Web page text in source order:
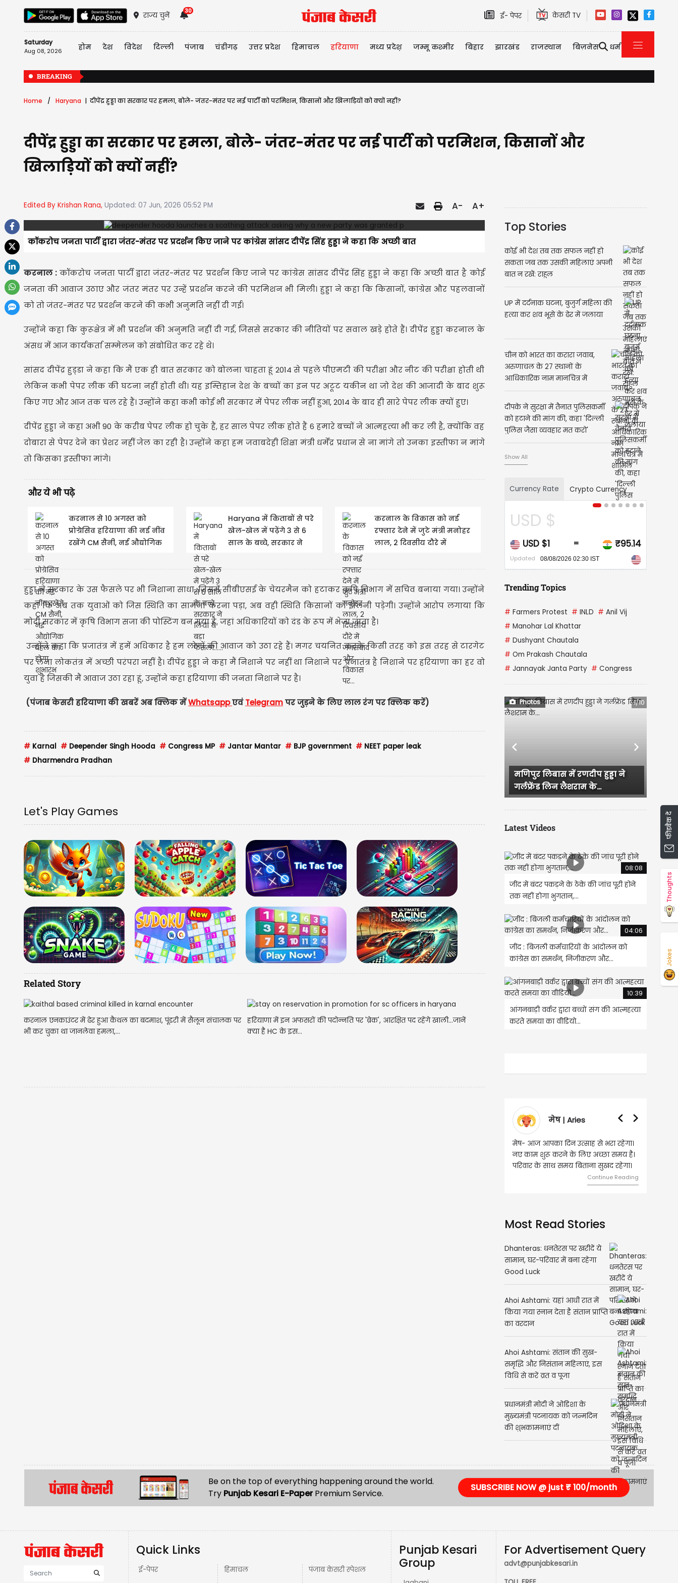
राज्य चुनें
30
ई- पेपर केसरी TV
Saturday
Aug 08, 2026 होम देश विदेश दिल्ली पंजाब चंडीगढ़ उत्तर प्रदेश हिमाचल हरियाणा मध्य प्रदेश़ जम्मू कश्मीर बिहार झारखंड राजस्थान बिज़नेस धर्म
BREAKING
Home Haryana दीपेंद्र हुड्डा का सरकार पर हमला, बोले- जंतर-मंतर पर नई पार्टी को परमिशन, किसानों और खिलाड़ियों को क्यों नहीं?
दीपेंद्र हुड्डा का सरकार पर हमला, बोले- जंतर-मंतर पर नई पार्टी को परमिशन, किसानों और
खिलाड़ियों को क्यों नहीं?
Edited By Krishan Rana, Updated: 07 Jun, 2026 05:52 PM A- A+
कॉकरोच जनता पार्टी द्वारा जंतर-मंतर पर प्रदर्शन किए जाने पर कांग्रेस सांसद दीपेंद्र सिंह हुड्डा ने कहा कि अच्छी बात
करनाल : कॉकरोच जनता पार्टी द्वारा जंतर-मंतर पर प्रदर्शन किए जाने पर कांग्रेस सांसद दीपेंद्र सिंह हुड्डा ने कहा कि अच्छी बात है कोई
जनता की आवाज उठाए और जंतर मंतर पर उन्हें प्रदर्शन करने की परमिशन भी मिली। हुड्डा ने कहा कि किसानों, कांग्रेस और पहलवानों
को तो जंतर-मंतर पर प्रदर्शन करने की कभी अनुमति नहीं दी गई।
उन्होंने कहा कि कुरूक्षेत्र में भी प्रदर्शन की अनुमति नहीं दी गई, जिससे सरकार की नीतियों पर सवाल खड़े होते हैं। दीपेंद्र हुड्डा करनाल के
अंसध में आज कार्यकर्ता सम्मेलन को संबोधित कर रहे थे।
सांसद दीपेंद्र हुड्‌डा ने कहा कि मैं एक ही बात सरकार को बोलना चाहता हूं 2014 से पहले पीएमटी की परीक्षा और नीट की परीक्षा होती थी
लेकिन कभी पेपर लीक की घटना नहीं होती थी। यह इम्तिहान देश के बच्चों का इन पर अटूट यकीन था जो देश की आजादी के बाद शुरू
किए गए और आज तक चल रहे हैं। उन्होंने कहा कभी कोई भी सरकार में पेपर लीक नहीं हुआ, 2014 के बाद ही सारे पेपर लीक क्यों हुए।
दीपेंद्र हुड्डा ने कहा अभी 90 के करीब पेपर लीक हो चुके हैं, हर साल पेपर लीक होते हैं 6 हमारे बच्चों ने आत्महत्या भी कर ली है, क्योंकि वह
दोबारा से पेपर देने का प्रेशर नहीं जेल का रही है। उन्होंने कहा हम जवाबदेही शिक्षा मंत्री धर्मेंद्र प्रधान से ना मांगे तो उनका इस्तीफा न मांगे
तो किसका इस्तीफा मांगे।
और ये भी पढ़े
करनाल से 10 अगस्त को
प्रोग्रेसिव हरियाणा की नई नींव
रखेंगे CM सैनी, नई औद्योगिक
Haryana में किताबों से परे
खेल-खेल में पढ़ेंगे 3 से 6
साल के बच्चे, सरकार ने
करनाल के विकास को नई
रफ्तार देने में जुटे मंत्री मनोहर
लाल, 2 दिवसीय दौरे में
हुड्डा ने सरकार के उस फैसले पर भी निशाना साधा, जिसमें सीबीएसई के चेयरमैन को हटाकर कृषि विभाग में सचिव बनाया गया। उन्होंने
कहा कि अब तक युवाओं को जिस स्थिति का सामना करना पड़ा, अब वही स्थिति किसानों को झेलनी पड़ेगी। उन्होंने आरोप लगाया कि
मोदी सरकार में कृषि विभाग सजा की पोस्टिंग बन गया है, जहां अधिकारियों को दंड के रूप में भेजा जाता है।
उन्होंने कहा कि प्रजातंत्र में हमें अधिकार है हम लोगों की आवाज को उठा रहे हैं। मगर चयनित करके किसी तरह को इस तरह से टारगेट
पर लेना लोकतंत्र में अच्छी परंपरा नहीं है। दीपेंद्र हुड्डा ने कहा मैं निशाने पर नहीं था निशाने पर प्रजातंत्र है निशाने पर हरियाणा का हर वो
युवा है जिसकी मैं आवाज उठा रहा हूं, उन्होंने कहा हरियाणा की जनता निशाने पर है।
(पंजाब केसरी हरियाणा की खबरें अब क्लिक मेंWhatsappएवंTelegramपर जुड़ने के लिए लाल रंग पर क्लिक करें)
# Karnal # Deepender Singh Hooda # Congress MP # Jantar Mantar # BJP government # NEET paper leak
# Dharmendra Pradhan
Let's Play Games
Related Story
करनाल एनकाउंटर में ढेर हुआ कैथल का बदमाश, पूंडरी में सैलून संचालक पर
भी कर चुका था जानलेवा हमला,...
हरियाणा में इन अफसरों की पदोन्नति पर 'ब्रेक', आरक्षित पद रहेंगे खाली...जानें
क्या है HC के इस...
Top Stories
कोई भी देश तब तक सफल नहीं हो
सकता जब तक उसकी महिलाएं अपनी
बात न रखें: राहुल
UP में दर्दनाक घटना, बुजुर्ग महिला की
हत्या कर शव भूसे के ढेर में जलाया
चीन को भारत का करारा जवाब,
अरुणाचल के 27 स्थानों के
आधिकारिक नाम मानचित्र में
शामिल
दीपके ने सुरक्षा में तैनात पुलिसकर्मी
को हटाने की मांग की, कहा 'दिल्ली
पुलिस जैसा व्यवहार मत करो'
Show All
Currency Rate Crypto Currency
USD $
USD $1 ₹95.14
08/08/2026 02:30 IST
CAD $1 =
Updated 08/08/2026 02:30 IST
Trending Topics
# Farmers Protest # INLD # Anil Vij
# Manohar Lal Khattar
# Dushyant Chautala
# Om Prakash Chautala
# Jannayak Janta Party # Congress
Photos 1/10
मणिपुर लिबास में रणदीप हुड्डा ने
गर्लफ्रेंड लिन लैशराम के...
राजस्थान में हुई भव्य
IAS परी की सगाई, दादी और...
Previous Next
Latest Videos
08:08
जींद में बंदर पकड़ने के ठेके की जांच पूरी होने
तक नहीं होगा भुगतान,...
04:06
जींद : बिजली कर्मचारियों के आंदोलन को
कांग्रेस का समर्थन, निजीकरण और...
10:39
आंगनबाड़ी वर्कर द्वारा बच्चों संग की आत्महत्या
करते समया का वीडियो...
मेष | Aries
मेष- आज आपका दिन उत्साह से भरा रहेगा।
नए काम शुरू करने के लिए अच्छा समय है।
परिवार के साथ समय बिताना सुखद रहेगा।
वृषभ | Taurus
वृष- आज का दिन इस राशि के
लिए शुभ रहने वाला है। धन और
मामलों में सफलता मिलेगी। मित्रों से
मेलजोल बढ़ेगा। आर्थिक निवेश सोच-
समझकर...
Most Read Stories
Dhanteras: धनतेरस पर खरीदें ये
सामान, घर-परिवार में बना रहेगा
Ahoi Ashtami: यहां आधी रात में
किया गया स्नान देता है संतान प्राप्ति
Ahoi Ashtami: संतान की सुख-
समृद्धि और निसंतान महिलाएं, इस
प्रधानमंत्री मोदी ने ओडिशा के
मुख्यमंत्री पटनायक को जन्मदिन
Be on the top of everything happening around the world.
SUBSCRIBE NOW @ just ₹ 100/month
Quick Links
Punjab Kesari
For Advertisement Query
फीडबैक दें
Thoughts
Jokes